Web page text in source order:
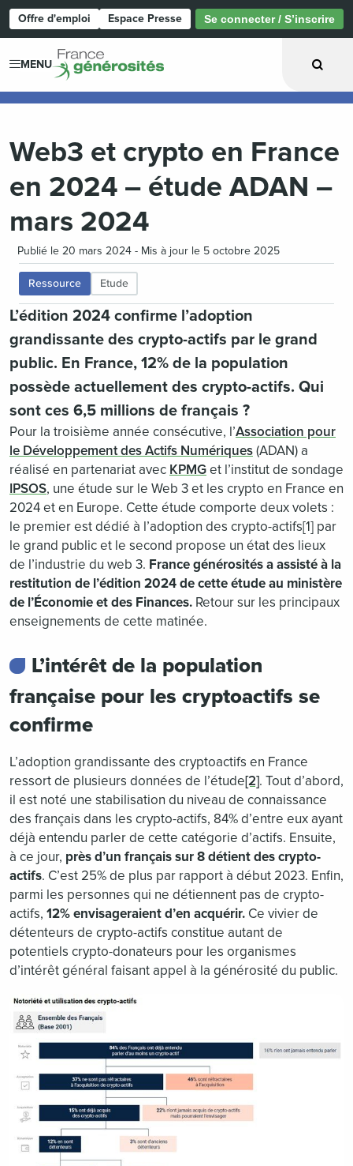
Offre d'emploi Espace Presse Se connecter / S’inscrire
MENU
Web3 et crypto en France
en 2024 – étude ADAN –
mars 2024
Publié le 20 mars 2024 - Mis à jour le 5 octobre 2025
Ressource Etude
L’édition 2024 confirme l’adoption
grandissante des crypto-actifs par le grand
public. En France, 12% de la population
possède actuellement des crypto-actifs. Qui
sont ces 6,5 millions de français ?
Pour la troisième année consécutive, l’Association pour
le Développement des Actifs Numériques(ADAN) a
réalisé en partenariat avec KPMGet l’institut de sondage
IPSOS, une étude sur le Web 3 et les crypto en France en
2024 et en Europe. Cette étude comporte deux volets :
le premier est dédié à l’adoption des crypto-actifs[1] par
le grand public et le second propose un état des lieux
de l’industrie du web 3. France générosités a assisté à la
restitution de l’édition 2024 de cette étude au ministère
de l’Économie et des Finances. Retour sur les principaux
enseignements de cette matinée.
L’intérêt de la population
française pour les cryptoactifs se
confirme
L’adoption grandissante des cryptoactifs en France
ressort de plusieurs données de l’étude[2]. Tout d’abord,
il est noté une stabilisation du niveau de connaissance
des français dans les crypto-actifs, 84% d’entre eux ayant
déjà entendu parler de cette catégorie d’actifs. Ensuite,
à ce jour, près d’un français sur 8 détient des crypto-
actifs. C’est 25% de plus par rapport à début 2023. Enfin,
parmi les personnes qui ne détiennent pas de crypto-
actifs, 12% envisageraient d’en acquérir. Ce vivier de
détenteurs de crypto-actifs constitue autant de
potentiels crypto-donateurs pour les organismes
d’intérêt général faisant appel à la générosité du public.